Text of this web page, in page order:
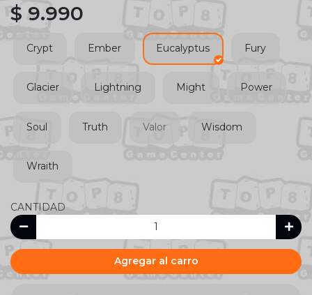
$ 9.990
Crypt Ember Eucalyptus Fury
Glacier Lightning Might Power
Soul Truth Valor Wisdom
Wraith
CANTIDAD
Agregar al carro